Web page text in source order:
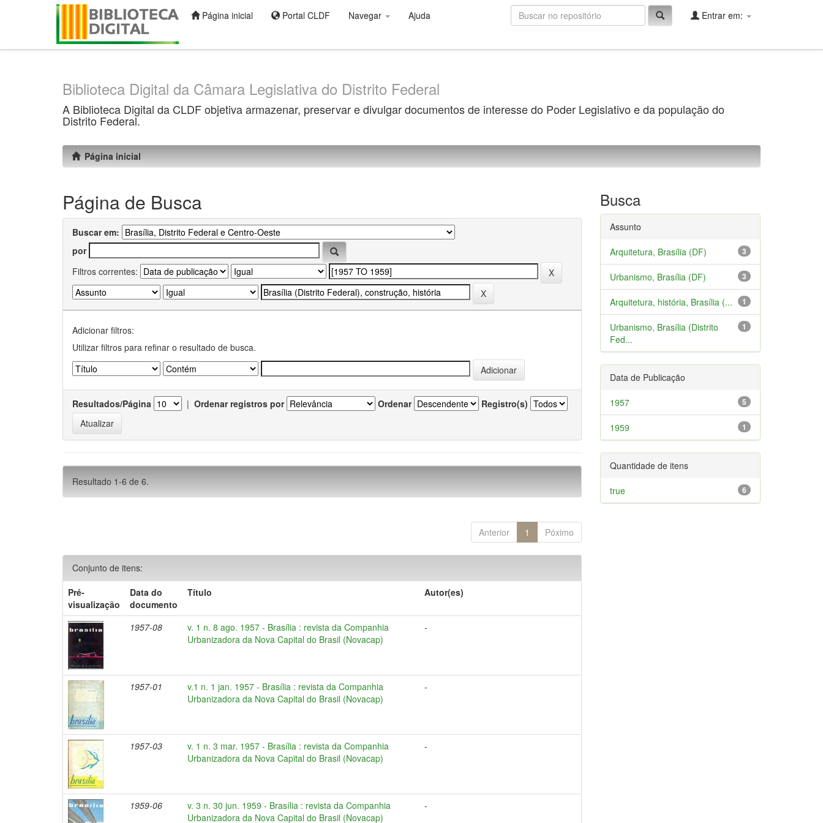
Página inicial Portal CLDF Navegar Ajuda Entrar em:
Biblioteca Digital da Câmara Legislativa do Distrito Federal
A Biblioteca Digital da CLDF objetiva armazenar, preservar e divulgar documentos de interesse do Poder Legislativo e da população do
Distrito Federal.
Página inicial
Página de Busca
Buscar em:
por
Filtros correntes:
Adicionar filtros:
Utilizar filtros para refinar o resultado de busca.
Resultados/Página | Ordenar registros por Ordenar Registro(s)
Resultado 1-6 de 6.
Anterior 1 Póximo
Conjunto de itens:
Pré-
visualização
Data do
documento
Título Autor(es)
1957-08
v. 1 n. 8 ago. 1957 - Brasília : revista da Companhia
Urbanizadora da Nova Capital do Brasil (Novacap)
-
1957-01
v.1 n. 1 jan. 1957 - Brasília : revista da Companhia
Urbanizadora da Nova Capital do Brasil (Novacap)
-
1957-03
v. 1 n. 3 mar. 1957 - Brasília : revista da Companhia
Urbanizadora da Nova Capital do Brasil (Novacap)
-
1959-06
v. 3 n. 30 jun. 1959 - Brasília : revista da Companhia
Urbanizadora da Nova Capital do Brasil (Novacap)
-
Busca
Assunto
3
Arquitetura, Brasília (DF)
3
Urbanismo, Brasília (DF)
1
Arquitetura, história, Brasília (...
1
Urbanismo, Brasília (Distrito
Fed...
Data de Publicação
5
1957
1
1959
Quantidade de itens
6
true